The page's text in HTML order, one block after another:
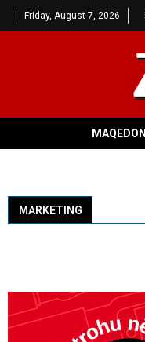
Friday, August 7, 2026
MAQEDONI
MARKETING